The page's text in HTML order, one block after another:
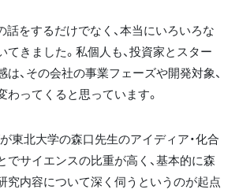
話をするだけでなく、本当にいろいろな
きました。私個人も、投資家とスター
は、その会社の事業フェーズや開発対象、
わってくると思っています。
東北大学の森口先生のアイディア・化合
でサイエンスの比重が高く、基本的に森
究内容について深く伺うというのが起点